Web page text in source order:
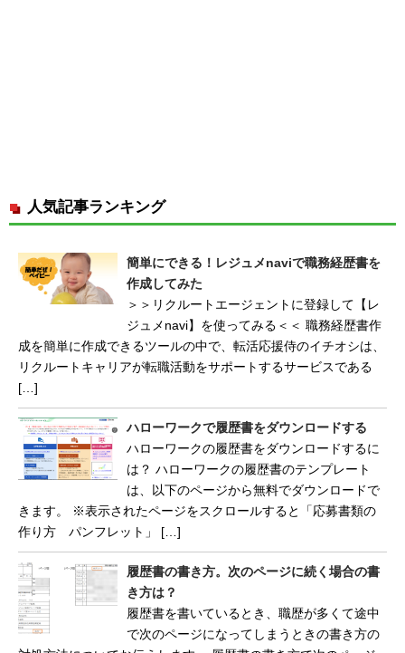
人気記事ランキング
簡単にできる！レジュメnaviで職務経歴書を
作成してみた
＞＞リクルートエージェントに登録して【レ
ジュメnavi】を使ってみる＜＜ 職務経歴書作
成を簡単に作成できるツールの中で、転活応援侍のイチオシは、
リクルートキャリアが転職活動をサポートするサービスである
[…]
ハローワークで履歴書をダウンロードする
ハローワークの履歴書をダウンロードするに
は？ ハローワークの履歴書のテンプレート
は、以下のページから無料でダウンロードで
きます。 ※表示されたページをスクロールすると「応募書類の
作り方 パンフレット」 […]
履歴書の書き方。次のページに続く場合の書
き方は？
履歴書を書いているとき、職歴が多くて途中
で次のページになってしまうときの書き方の